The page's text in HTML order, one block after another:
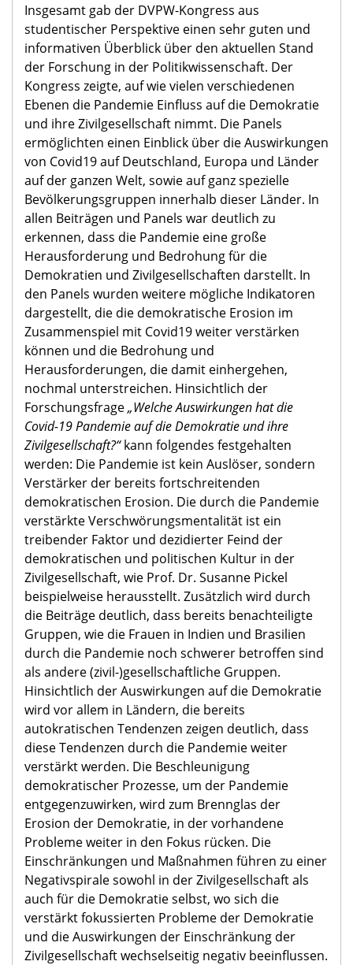
Insgesamt gab der DVPW-Kongress aus
studentischer Perspektive einen sehr guten und
informativen Überblick über den aktuellen Stand
der Forschung in der Politikwissenschaft. Der
Kongress zeigte, auf wie vielen verschiedenen
Ebenen die Pandemie Einfluss auf die Demokratie
und ihre Zivilgesellschaft nimmt. Die Panels
ermöglichten einen Einblick über die Auswirkungen
von Covid19 auf Deutschland, Europa und Länder
auf der ganzen Welt, sowie auf ganz spezielle
Bevölkerungsgruppen innerhalb dieser Länder. In
allen Beiträgen und Panels war deutlich zu
erkennen, dass die Pandemie eine große
Herausforderung und Bedrohung für die
Demokratien und Zivilgesellschaften darstellt. In
den Panels wurden weitere mögliche Indikatoren
dargestellt, die die demokratische Erosion im
Zusammenspiel mit Covid19 weiter verstärken
können und die Bedrohung und
Herausforderungen, die damit einhergehen,
nochmal unterstreichen. Hinsichtlich der
Forschungsfrage„Welche Auswirkungen hat die
Covid-19 Pandemie auf die Demokratie und ihre
Zivilgesellschaft?“kann folgendes festgehalten
werden: Die Pandemie ist kein Auslöser, sondern
Verstärker der bereits fortschreitenden
demokratischen Erosion. Die durch die Pandemie
verstärkte Verschwörungsmentalität ist ein
treibender Faktor und dezidierter Feind der
demokratischen und politischen Kultur in der
Zivilgesellschaft, wie Prof. Dr. Susanne Pickel
beispielweise herausstellt. Zusätzlich wird durch
die Beiträge deutlich, dass bereits benachteiligte
Gruppen, wie die Frauen in Indien und Brasilien
durch die Pandemie noch schwerer betroffen sind
als andere (zivil-)gesellschaftliche Gruppen.
Hinsichtlich der Auswirkungen auf die Demokratie
wird vor allem in Ländern, die bereits
autokratischen Tendenzen zeigen deutlich, dass
diese Tendenzen durch die Pandemie weiter
verstärkt werden. Die Beschleunigung
demokratischer Prozesse, um der Pandemie
entgegenzuwirken, wird zum Brennglas der
Erosion der Demokratie, in der vorhandene
Probleme weiter in den Fokus rücken. Die
Einschränkungen und Maßnahmen führen zu einer
Negativspirale sowohl in der Zivilgesellschaft als
auch für die Demokratie selbst, wo sich die
verstärkt fokussierten Probleme der Demokratie
und die Auswirkungen der Einschränkung der
Zivilgesellschaft wechselseitig negativ beeinflussen.